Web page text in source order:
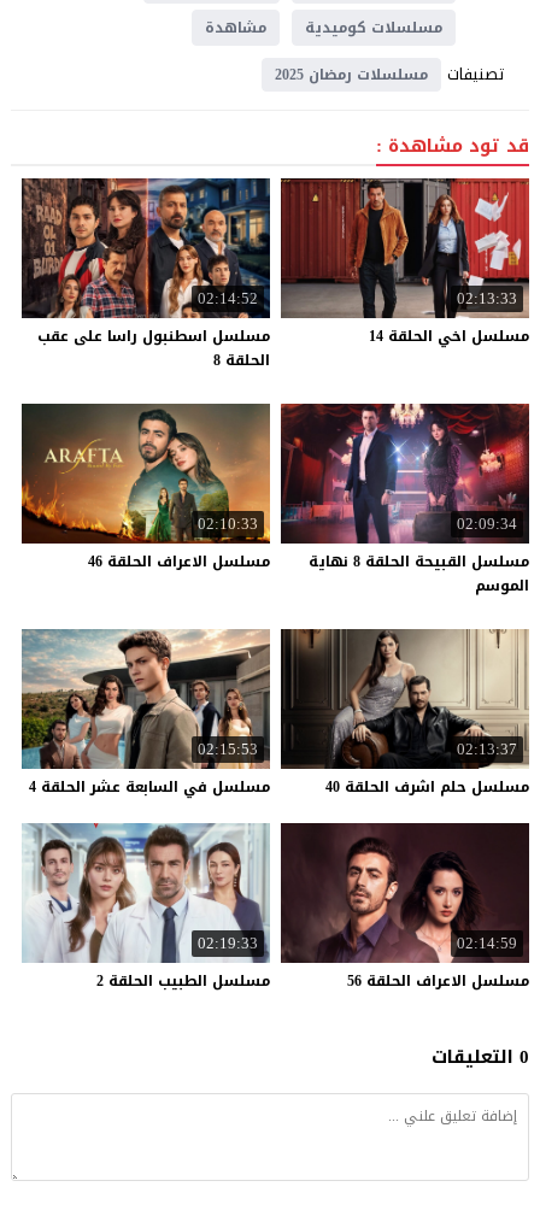
مسلسلات كوميدية
مشاهدة
تصنيفات مسلسلات رمضان 2025
قد تود مشاهدة :
02:13:33
مسلسل اخي الحلقة 14
02:14:52
مسلسل اسطنبول راسا على عقب
الحلقة 8
02:09:34
مسلسل القبيحة الحلقة 8 نهاية
الموسم
02:10:33
مسلسل الاعراف الحلقة 46
02:13:37
مسلسل حلم اشرف الحلقة 40
02:15:53
مسلسل في السابعة عشر الحلقة 4
02:14:59
مسلسل الاعراف الحلقة 56
02:19:33
مسلسل الطبيب الحلقة 2
0 التعليقات